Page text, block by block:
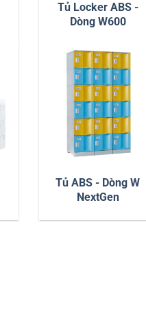
Tủ Locker ABS -
Dòng W600
Tủ ABS - Dòng W
NextGen